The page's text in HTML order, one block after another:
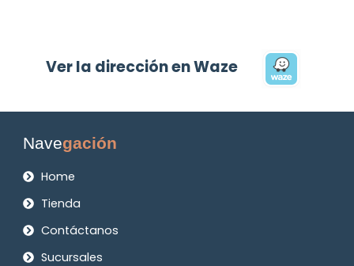
Ver la dirección en Waze
Navegación
Home
Tienda
Contáctanos
Sucursales